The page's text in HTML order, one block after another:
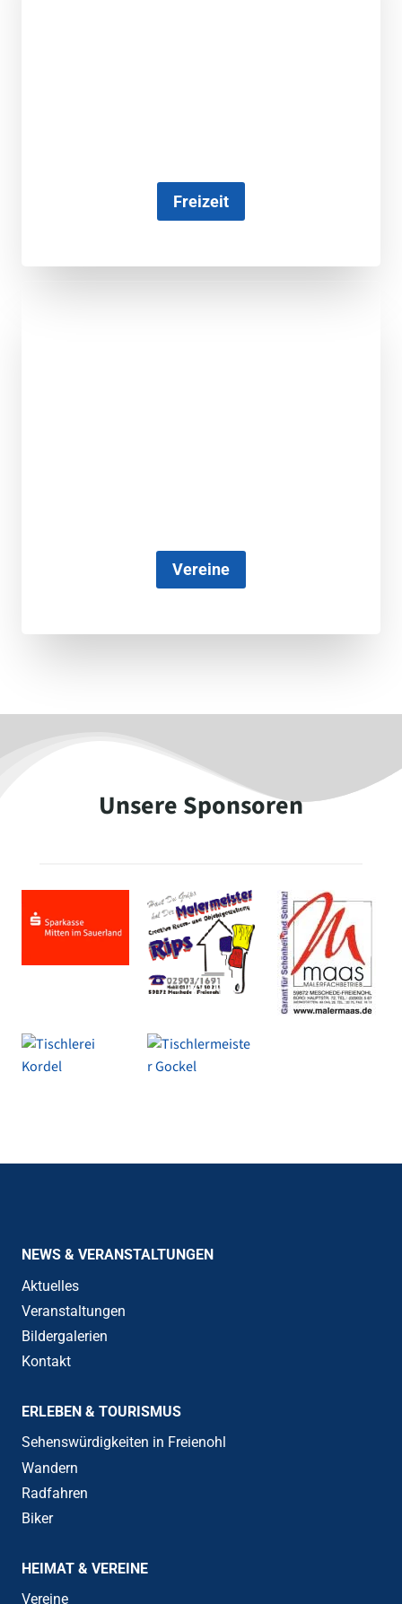
Freizeit
Vereine
Unsere Sponsoren
NEWS & VERANSTALTUNGEN
Aktuelles
Veranstaltungen
Bildergalerien
Kontakt
ERLEBEN & TOURISMUS
Sehenswürdigkeiten in Freienohl
Wandern
Radfahren
Biker
HEIMAT & VEREINE
Vereine